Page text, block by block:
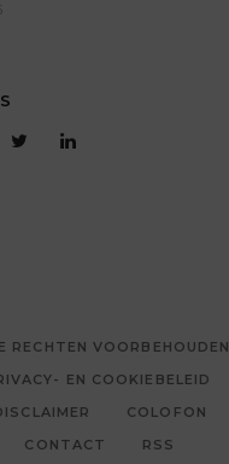
RECHTEN VOORBEHOUDEN
EN COOKIEBELEID
COLOFON
CONTACT
RSS